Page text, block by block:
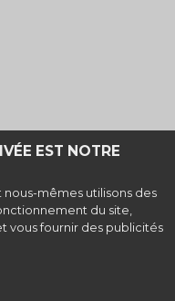
EST NOTRE
mêmes utilisons des
du site,
vous fournir des publicités